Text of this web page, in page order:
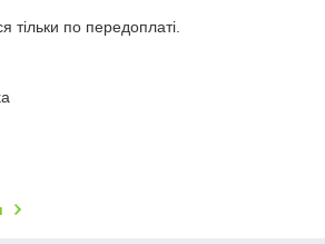
тільки по передоплаті.